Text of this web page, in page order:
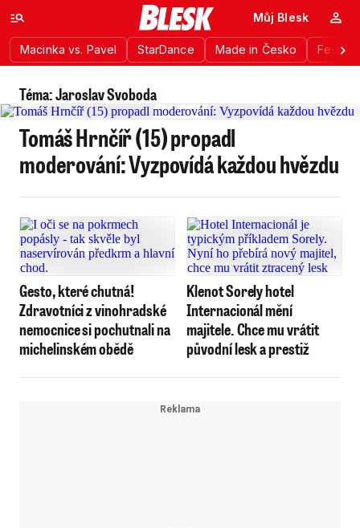
Macinka vs. Pavel StarDance Made in Česko
Můj Blesk
Téma: Jaroslav Svoboda
Tomáš Hrnčíř (15) propadl
moderování: Vyzpovídá každou hvězdu
Gesto, které chutná!
Zdravotníci z vinohradské
nemocnice si pochutnali na
michelinském obědě
Klenot Sorely hotel
Internacionál mění
majitele. Chce mu vrátit
původní lesk a prestiž